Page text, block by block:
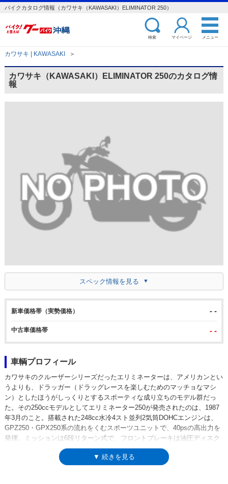
バイクカタログ情報（カワサキ（KAWASAKI）ELIMINATOR 250）
検索 マイページ メニュー
カワサキ | KAWASAKI ＞
カワサキ（KAWASAKI）ELIMINATOR 250のカタログ情
報
スペック情報を見る
新車価格帯（実勢価格） - -
中古車価格帯 - -
車輌プロフィール
カワサキのクルーザーシリーズだったエリミネーターは、アメリカンとい
うよりも、ドラッガー（ドラッグレースを楽しむためのマッチョなマシ
ン）としたほうがしっくりとするスポーティな成り立ちのモデル群だっ
た。その250ccモデルとしてエリミネーター250が発売されたのは、1987
年3月のこと。搭載された248cc水冷4スト並列2気筒DOHCエンジンは、
GPZ250・GPX250系の流れをくむスポーツユニットで、40psの高出力を
発揮。ミッションは6段リターン式で、フロントブレーキは油圧ディスク
式、前後ともキャストホイール採用と、まさしくスポーツバイクほような
スペックと装備だった。翌88年には、スポーティバージョンとしての
▼ 続きを見る